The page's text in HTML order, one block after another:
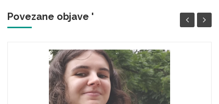
Povezane objave '